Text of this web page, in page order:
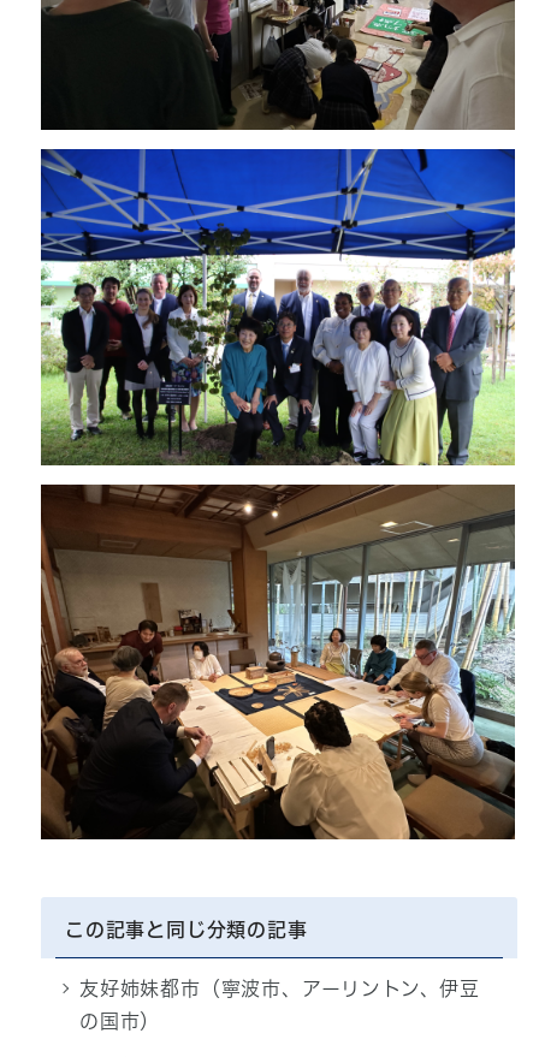
この記事と同じ分類の記事
友好姉妹都市（寧波市、アーリントン、伊豆
の国市）